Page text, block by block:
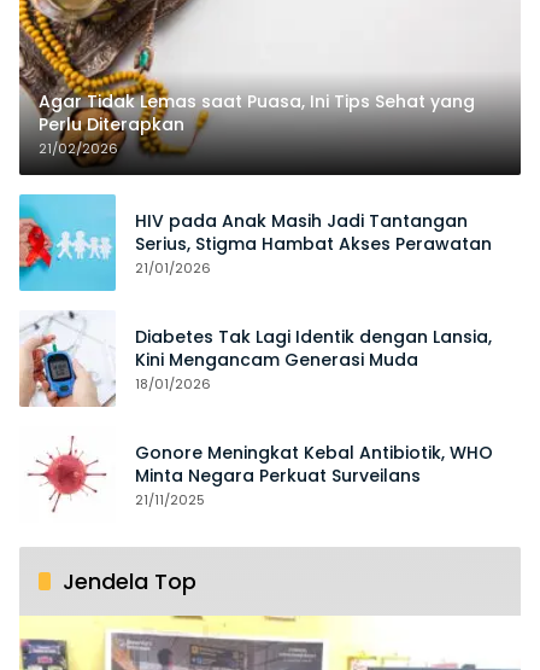
Agar Tidak Lemas saat Puasa, Ini Tips Sehat yang
Perlu Diterapkan
21/02/2026
HIV pada Anak Masih Jadi Tantangan
Serius, Stigma Hambat Akses Perawatan
21/01/2026
Diabetes Tak Lagi Identik dengan Lansia,
Kini Mengancam Generasi Muda
18/01/2026
Gonore Meningkat Kebal Antibiotik, WHO
Minta Negara Perkuat Surveilans
21/11/2025
Jendela Top